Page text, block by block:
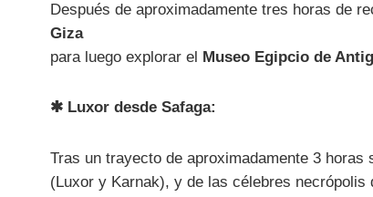
Después de aproximadamente tres horas de
Giza
para luego explorar el Museo Egipcio de
✱ Luxor desde Safaga:
Tras un trayecto de aproximadamente 3
(Luxor y Karnak), y de las célebres